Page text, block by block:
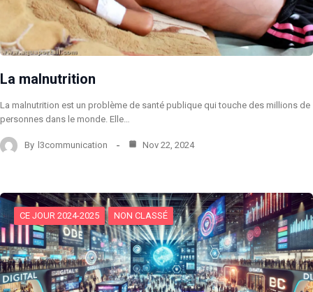
La malnutrition
La malnutrition est un problème de santé publique qui touche des millions de
personnes dans le monde. Elle…
By l3communication Nov 22, 2024
CE JOUR 2024-2025 NON CLASSÉ